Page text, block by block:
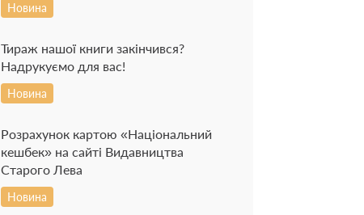
Новина
Тираж нашої книги закінчився?
Надрукуємо для вас!
Новина
Розрахунок картою «Національний
кешбек» на сайті Видавництва
Старого Лева
Новина